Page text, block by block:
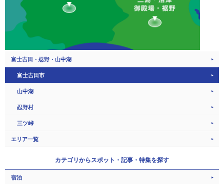
富士吉田・忍野・山中湖
富士吉田市
山中湖
忍野村
三ツ峠
エリア一覧
カテゴリからスポット・記事・特集を探す
宿泊